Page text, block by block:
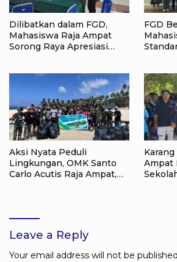
Dilibatkan dalam FGD,
Mahasiswa Raja Ampat
Sorong Raya Apresiasi
FGD
Aksi Nyata Peduli
Lingkungan, OMK Santo
Carlo Acutis Raja Ampat,
Ampat
Leave a Reply
Your email address will not be